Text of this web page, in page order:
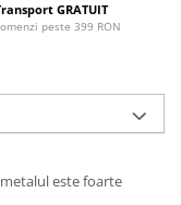
GRATUIT
peste 399 RON
este foarte